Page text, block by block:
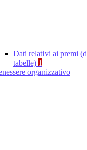
Dati relativi ai premi
tabelle) 1
organizzativo